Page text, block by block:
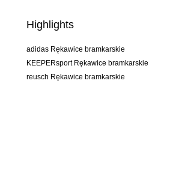
Highlights
adidas Rękawice bramkarskie
KEEPERsport Rękawice bramkarskie
reusch Rękawice bramkarskie